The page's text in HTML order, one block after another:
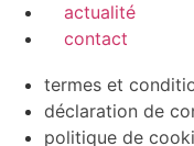
actualité
contact
termes et
déclaration de
politique de